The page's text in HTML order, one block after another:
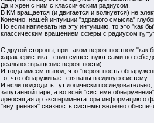
Да и хрен с ним с классическим радиусом.
В КМ вращается (и двигается и волнуется) не
Конечно, нашей интуиции "здравого смысла"
Но если наплевать на эту интуицию, то это "как
классическим вращением сферы с радиусом r0
С другой стороны, при таком вероятностном "как
характеристика - спин существуют сами по себе
реальное вращение вероятности).
И тогда имеем вывод, что "вероятность
то, что обнаруживает связаны в единую систему.
И если подходить тут логически
запутанной паре, а во всей "системе
доносящая до экспериментатора информацию о
"внутренняя" связность системы железно